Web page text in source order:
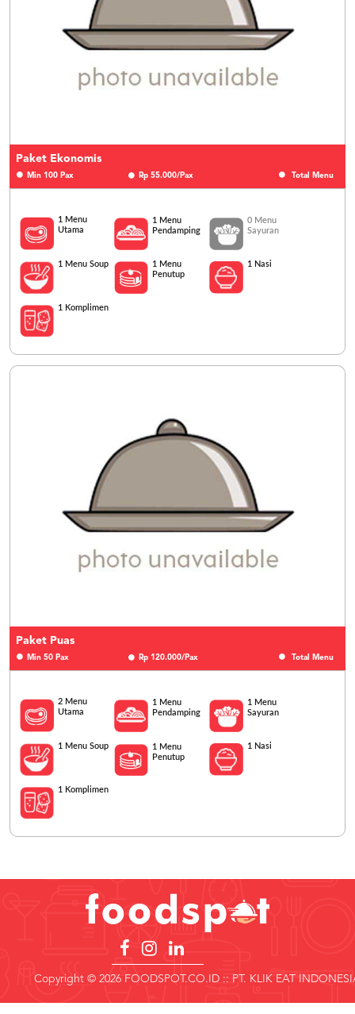
Paket Ekonomis
Min 100 Pax Rp 55.000/Pax Total Menu
1 Menu
Utama
1 Menu
Pendamping
0 Menu
Sayuran
1 Menu Soup
1 Menu
Penutup
1 Nasi
1 Komplimen
Paket Puas
Min 50 Pax Rp 120.000/Pax Total Menu
2 Menu
Utama
1 Menu
Pendamping
1 Menu
Sayuran
1 Menu Soup
1 Menu
Penutup
1 Nasi
1 Komplimen
Copyright © 2026 FOODSPOT.CO.ID :: PT. KLIK EAT